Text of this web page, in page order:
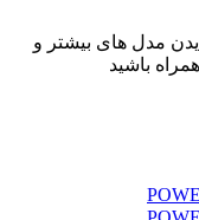
مدل های بیشتر و
باشید